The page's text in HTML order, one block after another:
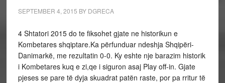
SEPTEMBER 4, 2015 BY DGRECA
4 Shtatori 2015 do te fiksohet gjate ne historikun e
Kombetares shqiptare.Ka përfunduar ndeshja Shqipëri-
Danimarkë, me rezultatin 0-0. Ky eshte nje barazim historik
i Kombetares kuq e zi,qe i siguron asaj Play off-in. Gjate
pjeses se pare të dyja skuadrat patën raste, por pa rritur të